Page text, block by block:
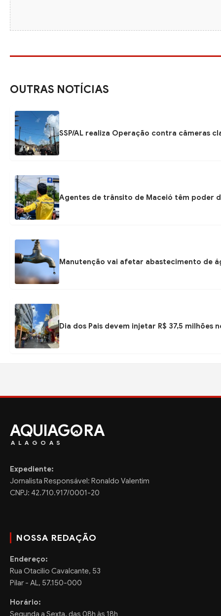
OUTRAS NOTÍCIAS
SSP/AL realiza Operação contra câmeras
Agentes de trânsito de Maceió têm poder
Manutenção vai afetar abastecimento de
Dia dos Pais devem injetar R$ 37,5 milhões
AQUIAG RA
ALAGOAS
Expediente:
Jornalista Responsável: Ronaldo Valentim
CNPJ: 42.710.917/0001-20
NOSSA REDAÇÃO
Endereço:
Rua Otacilio Cavalcante, 53
Pilar - AL, 57.150-000
Horário:
Segunda a Sexta, das 08h às 18h